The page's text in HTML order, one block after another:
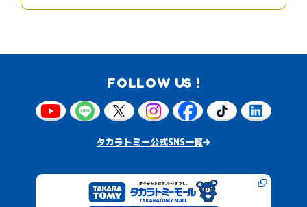
FOLLOW US !
タカラトミー公式SNS一覧